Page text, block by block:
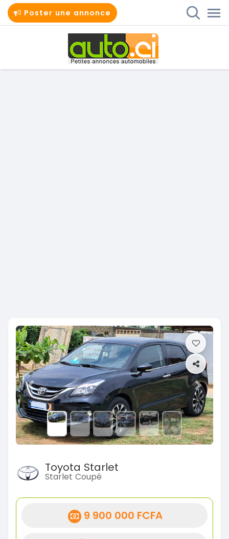
Poster une annonce
Previous Next
Toyota Starlet
Starlet Coupé
9 900 000 FCFA